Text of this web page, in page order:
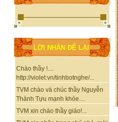
LỜI NHẮN ĐỂ LẠI
Chào thầy !....
http://violet.vn/tinhbotnghe/...
TVM chào và chúc thầy Nguyễn
Thành Tựu mạnh khỏe....
TVM xin chào thầy giáo!...